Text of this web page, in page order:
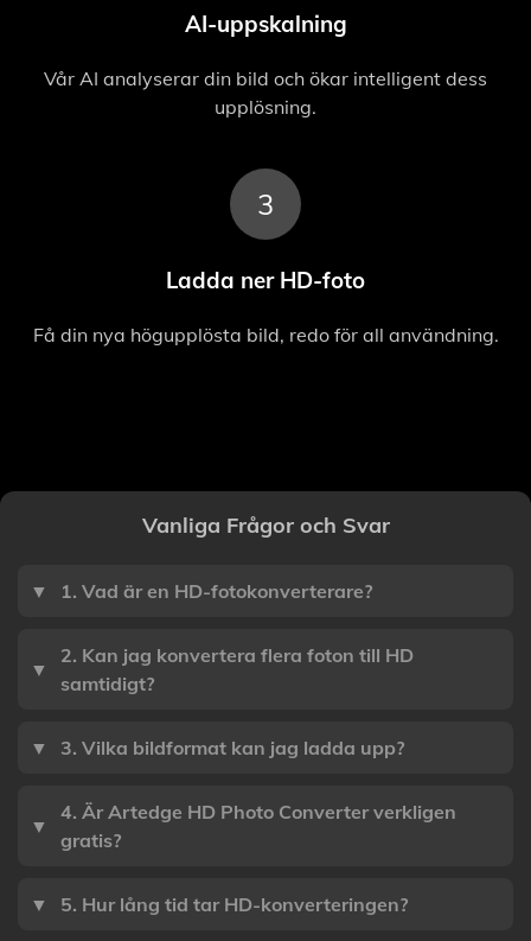
AI-uppskalning
Vår AI analyserar din bild och ökar intelligent dess
upplösning.
3
Ladda ner HD-foto
Få din nya högupplösta bild, redo för all användning.
Vanliga Frågor och Svar
▼ 1. Vad är en HD-fotokonverterare?
▼
2. Kan jag konvertera flera foton till HD
samtidigt?
▼ 3. Vilka bildformat kan jag ladda upp?
▼
4. Är Artedge HD Photo Converter verkligen
gratis?
▼ 5. Hur lång tid tar HD-konverteringen?